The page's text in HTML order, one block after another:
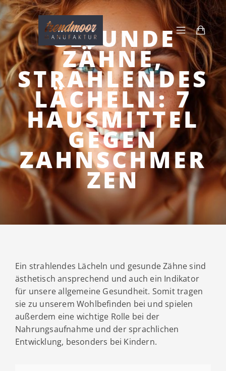
GESUNDE
ZÄHNE,
STRAHLENDES
LÄCHELN: 7
HAUSMITTEL
GEGEN
ZAHNSCHMER
ZEN
Ein strahlendes Lächeln und gesunde Zähne sind
ästhetisch ansprechend und auch ein Indikator
für unsere allgemeine Gesundheit. Somit tragen
sie zu unserem Wohlbefinden bei und spielen
außerdem eine wichtige Rolle bei der
Nahrungsaufnahme und der sprachlichen
Entwicklung, besonders bei Kindern.